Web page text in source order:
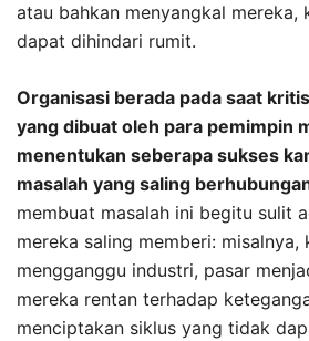
atau bahkan menyangkal mereka,
dapat dihindari rumit.
Organisasi berada pada saat
yang dibuat oleh para pemimpin
menentukan seberapa sukses
masalah yang saling
membuat masalah ini begitu sulit
mereka saling memberi:
mengganggu industri, pasar
mereka rentan terhadap
menciptakan siklus yang tidak